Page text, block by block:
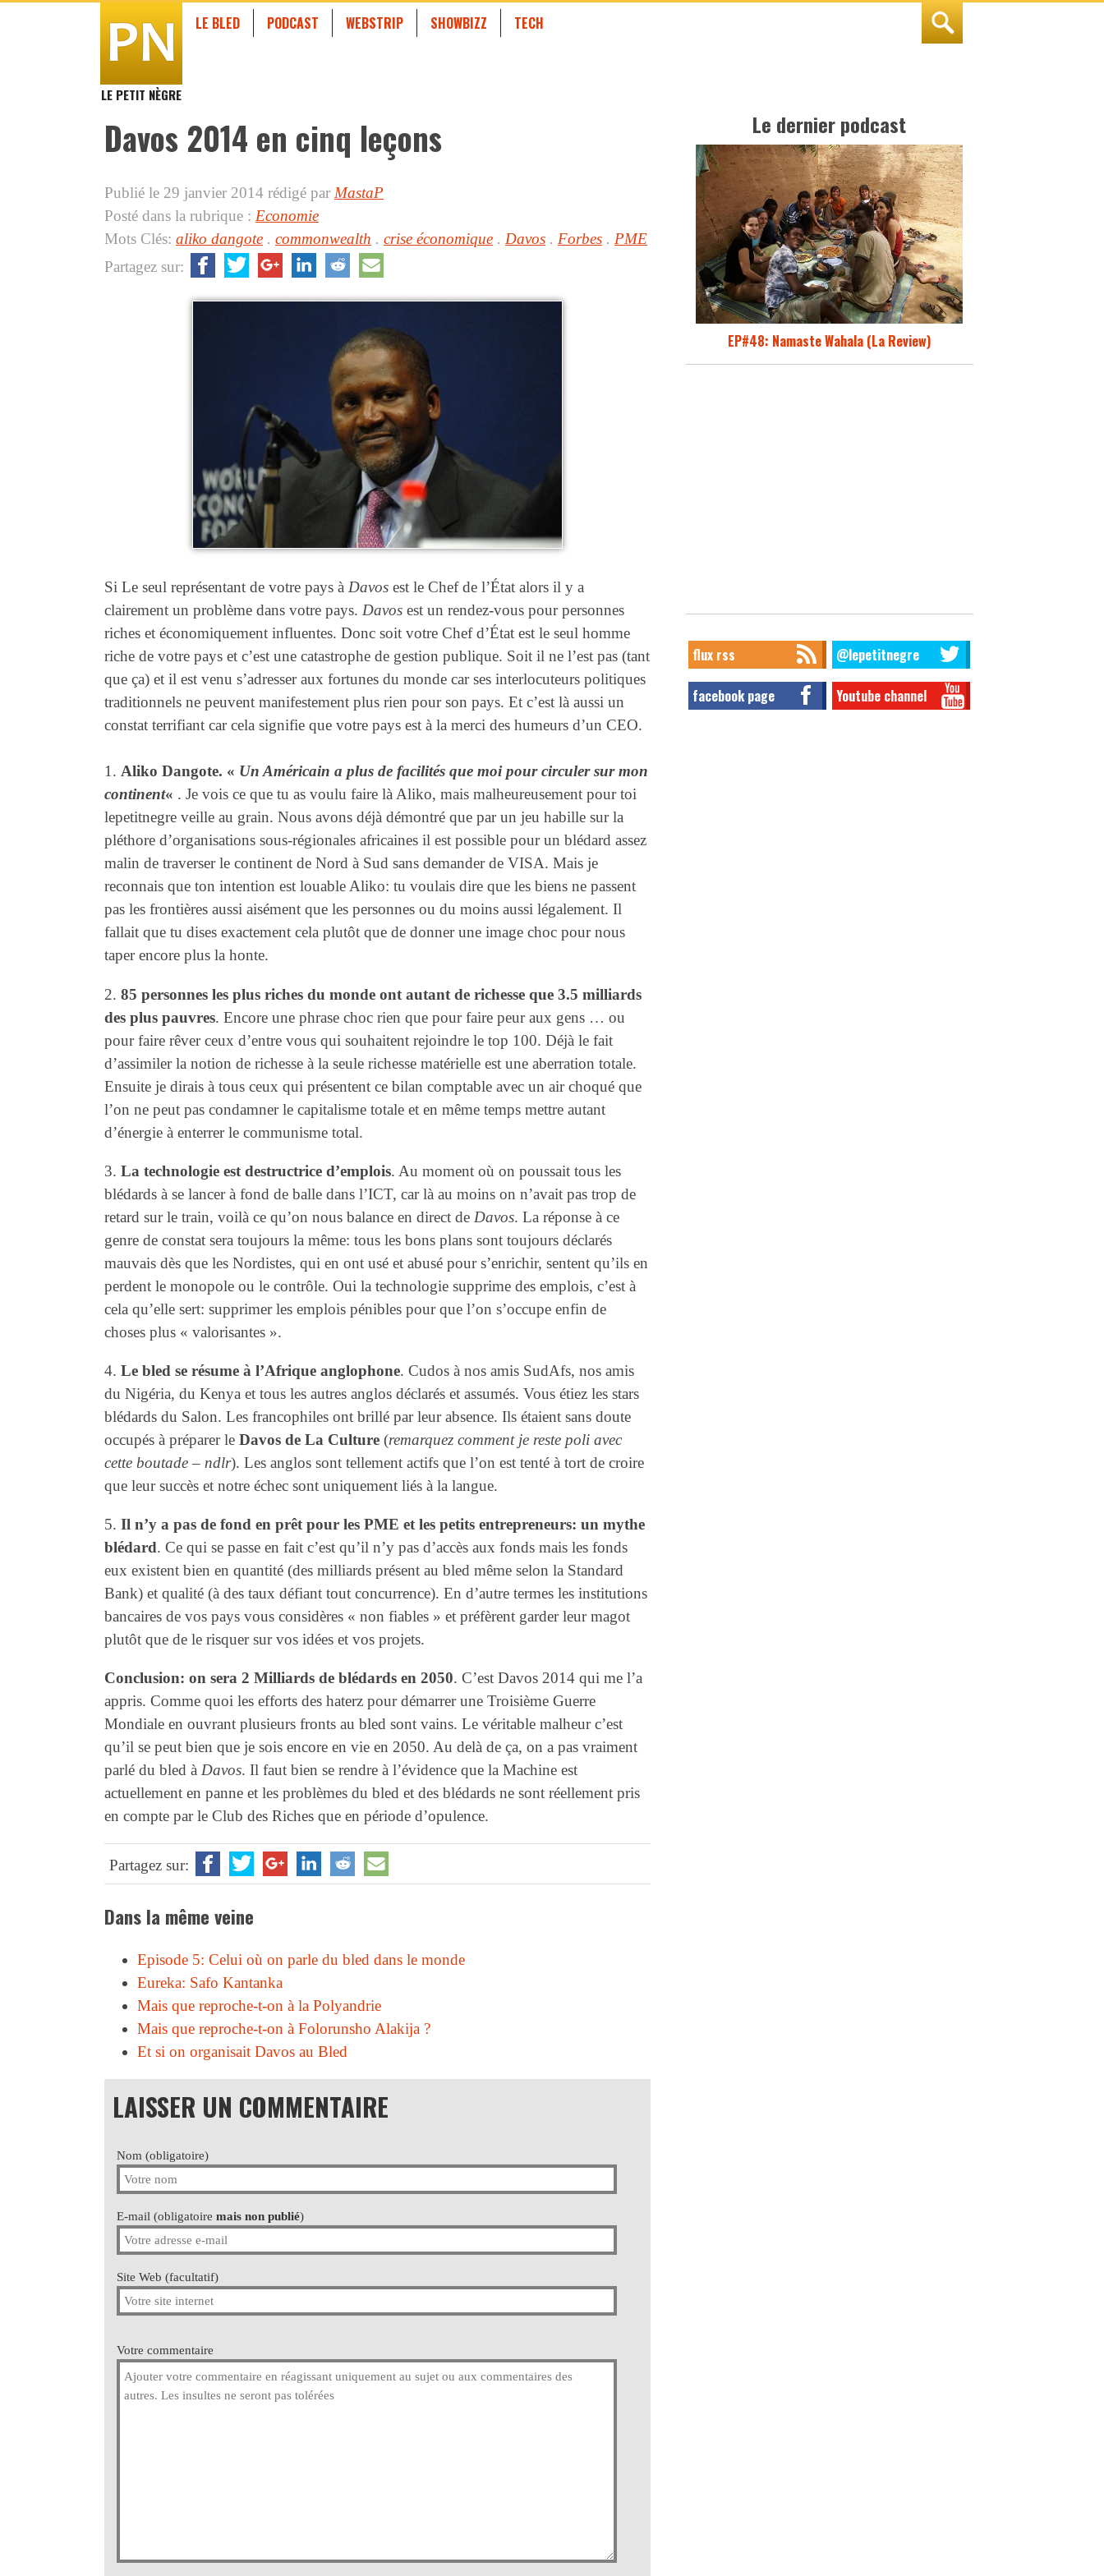
LE PETIT NÈGRE
LE BLED PODCAST WEBSTRIP SHOWBIZZ TECH
Davos 2014 en cinq leçons
Publié le 29 janvier 2014 rédigé par MastaP
Posté dans la rubrique : Economie
Mots Clés: aliko dangote . commonwealth . crise économique . Davos . Forbes . PME
Partagez sur:
Si Le seul représentant de votre pays à Davos est le Chef de l’État alors il y a
clairement un problème dans votre pays. Davos est un rendez-vous pour personnes
riches et économiquement influentes. Donc soit votre Chef d’État est le seul homme
riche de votre pays et c’est une catastrophe de gestion publique. Soit il ne l’est pas (tant
que ça) et il est venu s’adresser aux fortunes du monde car ses interlocuteurs politiques
traditionnels ne peuvent manifestement plus rien pour son pays. Et c’est là aussi un
constat terrifiant car cela signifie que votre pays est à la merci des humeurs d’un CEO.
1. Aliko Dangote. « Un Américain a plus de facilités que moi pour circuler sur mon
continent« . Je vois ce que tu as voulu faire là Aliko, mais malheureusement pour toi
lepetitnegre veille au grain. Nous avons déjà démontré que par un jeu habille sur la
pléthore d’organisations sous-régionales africaines il est possible pour un blédard assez
malin de traverser le continent de Nord à Sud sans demander de VISA. Mais je
reconnais que ton intention est louable Aliko: tu voulais dire que les biens ne passent
pas les frontières aussi aisément que les personnes ou du moins aussi légalement. Il
fallait que tu dises exactement cela plutôt que de donner une image choc pour nous
taper encore plus la honte.
2. 85 personnes les plus riches du monde ont autant de richesse que 3.5 milliards
des plus pauvres. Encore une phrase choc rien que pour faire peur aux gens … ou
pour faire rêver ceux d’entre vous qui souhaitent rejoindre le top 100. Déjà le fait
d’assimiler la notion de richesse à la seule richesse matérielle est une aberration totale.
Ensuite je dirais à tous ceux qui présentent ce bilan comptable avec un air choqué que
l’on ne peut pas condamner le capitalisme totale et en même temps mettre autant
d’énergie à enterrer le communisme total.
3. La technologie est destructrice d’emplois. Au moment où on poussait tous les
blédards à se lancer à fond de balle dans l’ICT, car là au moins on n’avait pas trop de
retard sur le train, voilà ce qu’on nous balance en direct de Davos. La réponse à ce
genre de constat sera toujours la même: tous les bons plans sont toujours déclarés
mauvais dès que les Nordistes, qui en ont usé et abusé pour s’enrichir, sentent qu’ils en
perdent le monopole ou le contrôle. Oui la technologie supprime des emplois, c’est à
cela qu’elle sert: supprimer les emplois pénibles pour que l’on s’occupe enfin de
choses plus « valorisantes ».
4. Le bled se résume à l’Afrique anglophone. Cudos à nos amis SudAfs, nos amis
du Nigéria, du Kenya et tous les autres anglos déclarés et assumés. Vous étiez les stars
blédards du Salon. Les francophiles ont brillé par leur absence. Ils étaient sans doute
occupés à préparer le Davos de La Culture (remarquez comment je reste poli avec
cette boutade – ndlr). Les anglos sont tellement actifs que l’on est tenté à tort de croire
que leur succès et notre échec sont uniquement liés à la langue.
5. Il n’y a pas de fond en prêt pour les PME et les petits entrepreneurs: un mythe
blédard. Ce qui se passe en fait c’est qu’il n’y pas d’accès aux fonds mais les fonds
eux existent bien en quantité (des milliards présent au bled même selon la Standard
Bank) et qualité (à des taux défiant tout concurrence). En d’autre termes les institutions
bancaires de vos pays vous considères « non fiables » et préfèrent garder leur magot
plutôt que de le risquer sur vos idées et vos projets.
Conclusion: on sera 2 Milliards de blédards en 2050. C’est Davos 2014 qui me l’a
appris. Comme quoi les efforts des haterz pour démarrer une Troisième Guerre
Mondiale en ouvrant plusieurs fronts au bled sont vains. Le véritable malheur c’est
qu’il se peut bien que je sois encore en vie en 2050. Au delà de ça, on a pas vraiment
parlé du bled à Davos. Il faut bien se rendre à l’évidence que la Machine est
actuellement en panne et les problèmes du bled et des blédards ne sont réellement pris
en compte par le Club des Riches que en période d’opulence.
Partagez sur:
Dans la même veine
Episode 5: Celui où on parle du bled dans le monde
Eureka: Safo Kantanka
Mais que reproche-t-on à la Polyandrie
Mais que reproche-t-on à Folorunsho Alakija ?
Et si on organisait Davos au Bled
LAISSER UN COMMENTAIRE
Nom (obligatoire)
E-mail (obligatoire mais non publié)
Site Web (facultatif)
Votre commentaire
Le dernier podcast
EP#48: Namaste Wahala (La Review)
flux rss @lepetitnegre
facebook page Youtube channel